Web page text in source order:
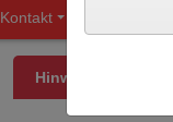
Kontakt
Hinweis